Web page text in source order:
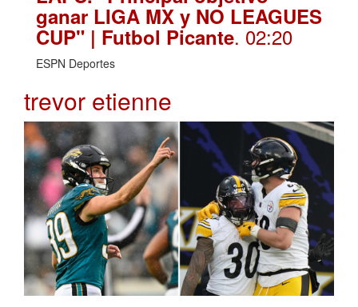
ganar LIGA MX y NO LEAGUES
CUP" | Futbol Picante. 02:20
ESPN Deportes
trevor etienne